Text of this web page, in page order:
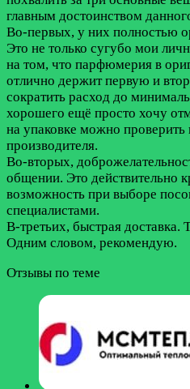
главным достоинством
Во-первых, у них полностью
Это не только сугубо мои
на том, что парфюмерия в
отлично держит первую и
сократить расход до
хорошего ещё просто хочу
на упаковке можно проверить
производителя.
Во-вторых,
общении. Это действительно
возможность при выборе
специалистами.
В-третьих, быстрая доставка.
Одним словом, рекомендую.
Отзывы по теме